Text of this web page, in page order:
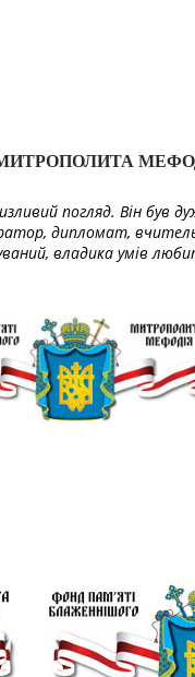
погляд. Він був
дипломат,
владика умів